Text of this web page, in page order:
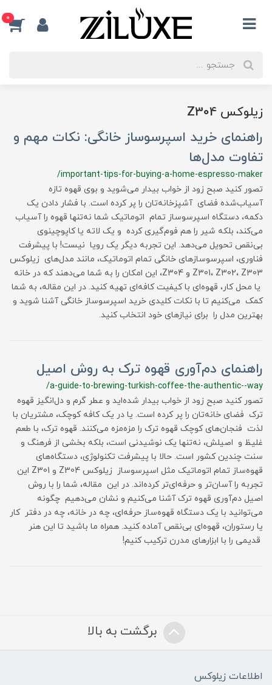
0
زیلوکس Z304
راهنمای خرید اسپرسوساز خانگی: نکات مهم و
تفاوت مدل‌ها
/important-tips-for-buying-a-home-espresso-maker
تصور کنید صبح زود از خواب بیدار می‌شوید و بوی قهوه تازه
آسیاب‌شده فضای آشپزخانه‌تان را پر کرده است. با فشار دادن یک
دکمه، دستگاه اسپرسوساز تمام اتوماتیک شما نه‌تنها قهوه را آسیاب
می‌کند، بلکه شیر را هم فوم‌گیری کرده و یک لاته یا کاپوچینوی
بی‌نقص تحویل می‌دهد. این تجربه دیگر یک رویا نیست! با پیشرفت
فناوری، اسپرسوسازهای خانگی تمام اتوماتیک، مانند مدل‌های زیلوکس
Z301، Z302، Z303 و Z304، این امکان را به شما می‌دهند که در خانه
یا محل کار، قهوه‌ای با کیفیت کافه‌ای تهیه کنید. در این مقاله، به شما
کمک می‌کنیم تا با نکات کلیدی خرید اسپرسوساز خانگی آشنا شوید و
بهترین مدل را برای نیازهای خود انتخاب کنید.
راهنمای دم‌آوری قهوه ترک به روش اصیل
/a-guide-to-brewing-turkish-coffee-the-authentic--way
تصور کنید صبح زود از خواب بیدار شده‌اید و عطر گرم و دل‌انگیز قهوه
ترک فضای خانه‌تان را پر کرده است. یا در یک کافه کوچک، مشتریان با
لذت فنجان‌های کوچک قهوه ترک را مزه‌مزه می‌کنند. قهوه ترک، با طعم
غلیظ و اصیلش، نه‌تنها یک نوشیدنی است، بلکه بخشی از فرهنگ و
سنت چندین کشور است. حالا با پیشرفت تکنولوژی، دستگاه‌های
قهوه‌ساز تمام اتوماتیک مثل اسپرسوساز زیلوکس Z304 و Z301 این
تجربه را آسان‌تر و حرفه‌ای‌تر کرده‌اند. در این مقاله، شما را با روش
اصیل دم‌آوری قهوه ترک آشنا می‌کنیم و نشان می‌دهیم چگونه
می‌توانید با یک دستگاه قهوه‌ساز حرفه‌ای، چه در خانه، چه در دفتر کار
یا رستوران، قهوه‌ای بی‌نقص آماده کنید. همراه ما باشید تا این هنر
قدیمی را با ابزارهای مدرن ترکیب کنیم!
برگشت به بالا
اطلاعات زیلوکس